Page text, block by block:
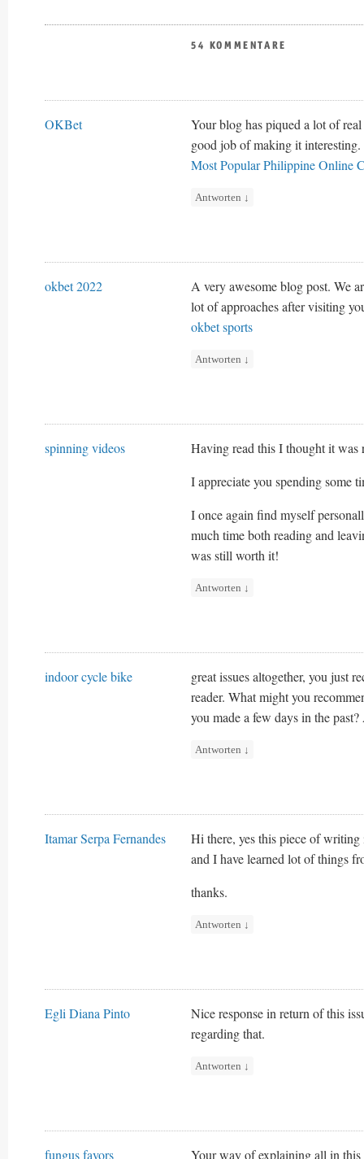
54 KOMMENTARE
OKBet
Your blog has piqued a lot of
good job of making it
Most Popular Philippine Online
Antworten ↓
okbet 2022
A very awesome blog post. We
lot of approaches after visiting
okbet sports
Antworten ↓
spinning videos
Having read this I thought it was
I appreciate you spending some
I once again find myself
much time both reading and
was still worth it!
Antworten ↓
indoor cycle bike
great issues altogether, you just
reader. What might you
you made a few days in the
Antworten ↓
Itamar Serpa Fernandes
Hi there, yes this piece of writing
and I have learned lot of things
thanks.
Antworten ↓
Egli Diana Pinto
Nice response in return of this
regarding that.
Antworten ↓
fungus favors Your way of explaining all in